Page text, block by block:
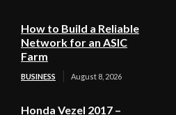
How to Build a Reliable
Network for an ASIC
Farm
BUSINESS August 8, 2026
Honda Vezel 2017 –